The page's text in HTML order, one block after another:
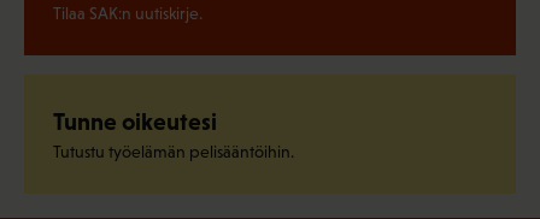
Tilaa SAK:n uutiskirje.
Tunne oikeutesi
Tutustu työelämän pelisääntöihin.